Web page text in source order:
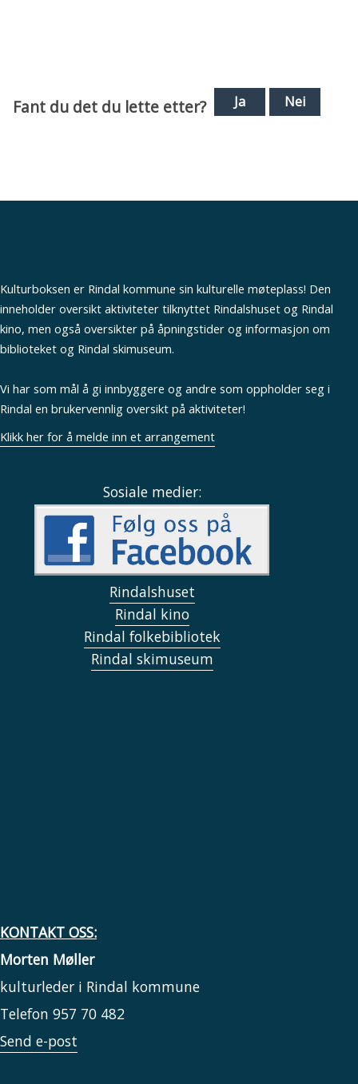
Fant du det du lette etter? Ja Nei
Kulturboksen er Rindal kommune sin kulturelle møteplass! Den
inneholder oversikt aktiviteter tilknyttet Rindalshuset og Rindal
kino, men også oversikter på åpningstider og informasjon om
biblioteket og Rindal skimuseum.
Vi har som mål å gi innbyggere og andre som oppholder seg i
Rindal en brukervennlig oversikt på aktiviteter!
Klikk her for å melde inn et arrangement
Sosiale medier:
Rindalshuset
Rindal kino
Rindal folkebibliotek
Rindal skimuseum
KONTAKT OSS:
Morten Møller
kulturleder i Rindal kommune
Telefon 957 70 482
Send e-post